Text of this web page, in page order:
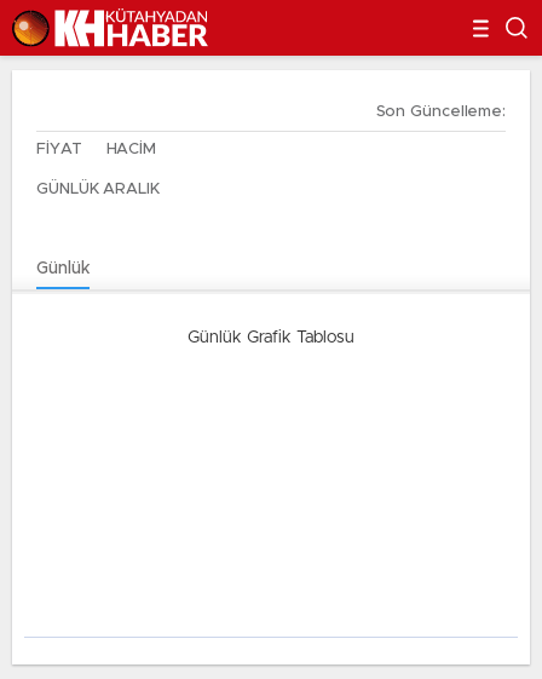
Son Güncelleme:
FİYAT HACİM
GÜNLÜK ARALIK
Günlük
Günlük Grafik Tablosu